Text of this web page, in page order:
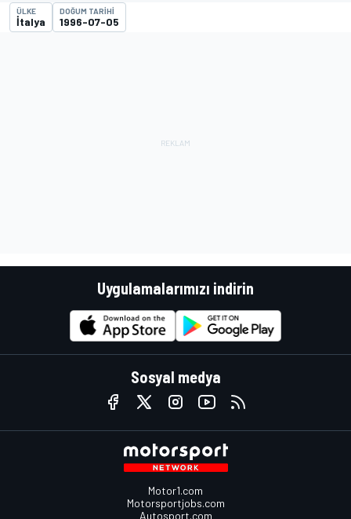
ÜLKE
İtalya
DOĞUM TARIHI
1996-07-05
Uygulamalarımızı indirin
Sosyal medya
Motor1.com
Motorsportjobs.com
Autosport.com